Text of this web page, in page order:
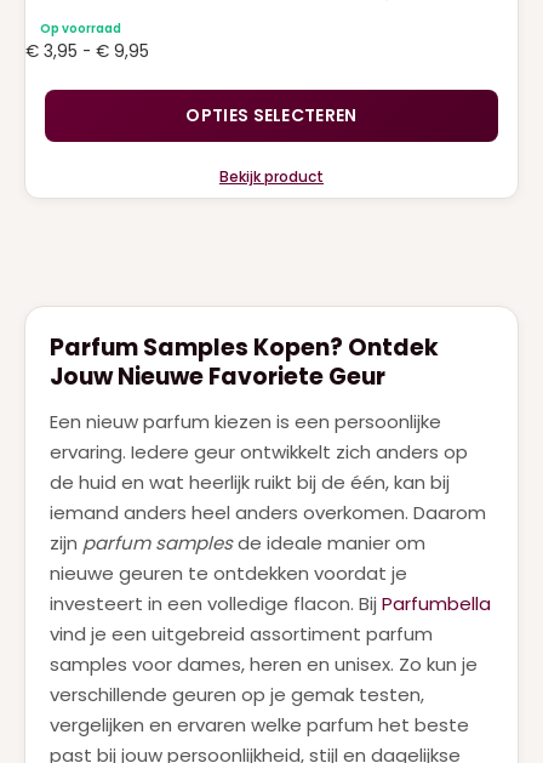
Op voorraad
€ 3,95 - € 9,95
€ 9,95OPTIES SELECTEREN
Bekijk product
Parfum Samples Kopen? Ontdek
Jouw Nieuwe Favoriete Geur
Een nieuw parfum kiezen is een persoonlijke
ervaring. Iedere geur ontwikkelt zich anders op
de huid en wat heerlijk ruikt bij de één, kan bij
iemand anders heel anders overkomen. Daarom
zijn parfum samplesde ideale manier om
nieuwe geuren te ontdekken voordat je
investeert in een volledige flacon. Bij Parfumbella
vind je een uitgebreid assortiment parfum
samples voor dames, heren en unisex. Zo kun je
verschillende geuren op je gemak testen,
vergelijken en ervaren welke parfum het beste
past bij jouw persoonlijkheid, stijl en dagelijkse